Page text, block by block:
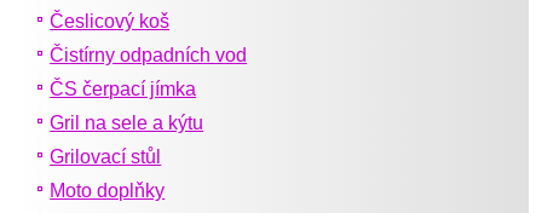
Česlicový koš
Čistírny odpadních vod
ČS čerpací jímka
Gril na sele a kýtu
Grilovací stůl
Moto doplňky